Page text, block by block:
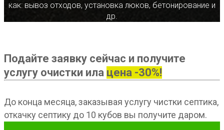
как: вывоз отходов, установка люков, бетонирование и
др.
Подайте заявку сейчас и получите
услугу очистки ила цена -30%!
До конца месяца, заказывая услугу чистки септика,
откачку септику до 10 кубов вы получите даром.